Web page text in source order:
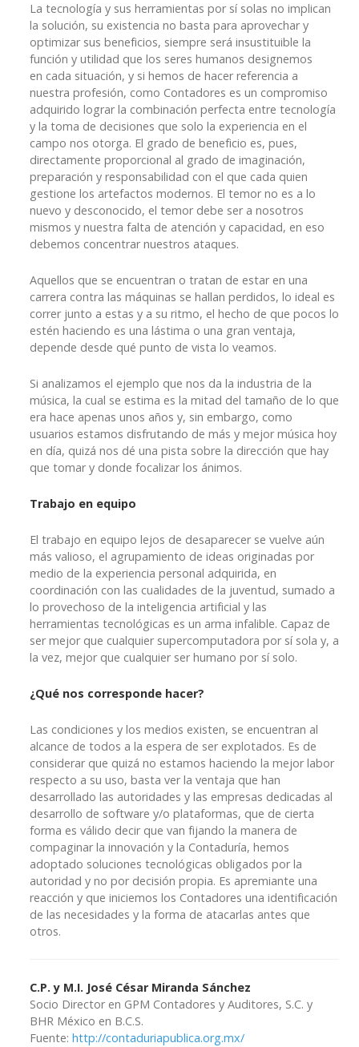
La tecnología y sus herramientas por sí solas no implican
la solución, su existencia no basta para aprovechar y
optimizar sus beneficios, siempre será insustituible la
función y utilidad que los seres humanos designemos
en cada situación, y si hemos de hacer referencia a
nuestra profesión, como Contadores es un compromiso
adquirido lograr la combinación perfecta entre tecnología
y la toma de decisiones que solo la experiencia en el
campo nos otorga. El grado de beneficio es, pues,
directamente proporcional al grado de imaginación,
preparación y responsabilidad con el que cada quien
gestione los artefactos modernos. El temor no es a lo
nuevo y desconocido, el temor debe ser a nosotros
mismos y nuestra falta de atención y capacidad, en eso
debemos concentrar nuestros ataques.
Aquellos que se encuentran o tratan de estar en una
carrera contra las máquinas se hallan perdidos, lo ideal es
correr junto a estas y a su ritmo, el hecho de que pocos lo
estén haciendo es una lástima o una gran ventaja,
depende desde qué punto de vista lo veamos.
Si analizamos el ejemplo que nos da la industria de la
música, la cual se estima es la mitad del tamaño de lo que
era hace apenas unos años y, sin embargo, como
usuarios estamos disfrutando de más y mejor música hoy
en día, quizá nos dé una pista sobre la dirección que hay
que tomar y donde focalizar los ánimos.
Trabajo en equipo
El trabajo en equipo lejos de desaparecer se vuelve aún
más valioso, el agrupamiento de ideas originadas por
medio de la experiencia personal adquirida, en
coordinación con las cualidades de la juventud, sumado a
lo provechoso de la inteligencia artificial y las
herramientas tecnológicas es un arma infalible. Capaz de
ser mejor que cualquier supercomputadora por sí sola y, a
la vez, mejor que cualquier ser humano por sí solo.
¿Qué nos corresponde hacer?
Las condiciones y los medios existen, se encuentran al
alcance de todos a la espera de ser explotados. Es de
considerar que quizá no estamos haciendo la mejor labor
respecto a su uso, basta ver la ventaja que han
desarrollado las autoridades y las empresas dedicadas al
desarrollo de software y/o plataformas, que de cierta
forma es válido decir que van fijando la manera de
compaginar la innovación y la Contaduría, hemos
adoptado soluciones tecnológicas obligados por la
autoridad y no por decisión propia. Es apremiante una
reacción y que iniciemos los Contadores una identificación
de las necesidades y la forma de atacarlas antes que
otros.
C.P. y M.I. José César Miranda Sánchez
Socio Director en GPM Contadores y Auditores, S.C. y
BHR México en B.C.S.
Fuente: http://contaduriapublica.org.mx/